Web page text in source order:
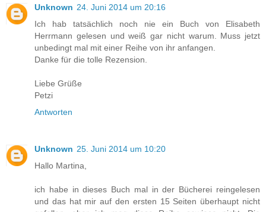
Unknown 24. Juni 2014 um 20:16
Ich hab tatsächlich noch nie ein Buch von Elisabeth
Herrmann gelesen und weiß gar nicht warum. Muss jetzt
unbedingt mal mit einer Reihe von ihr anfangen.
Danke für die tolle Rezension.
Liebe Grüße
Petzi
Antworten
Unknown 25. Juni 2014 um 10:20
Hallo Martina,
ich habe in dieses Buch mal in der Bücherei reingelesen
und das hat mir auf den ersten 15 Seiten überhaupt nicht